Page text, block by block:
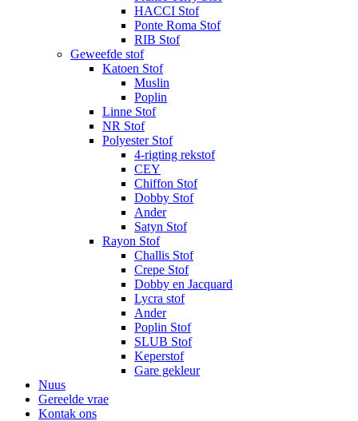
HACCI Stof
Ponte Roma Stof
RIB Stof
Geweefde stof
Katoen Stof
Muslin
Poplin
Linne Stof
NR Stof
Polyester Stof
4-rigting rekstof
CEY
Chiffon Stof
Dobby Stof
Ander
Satyn Stof
Rayon Stof
Challis Stof
Crepe Stof
Dobby en Jacquard
Lycra stof
Ander
Poplin Stof
SLUB Stof
Keperstof
Gare gekleur
Nuus
Gereelde vrae
Kontak ons